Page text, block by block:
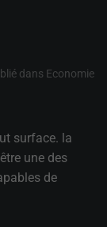
dans Economie
surface. la
une des
de